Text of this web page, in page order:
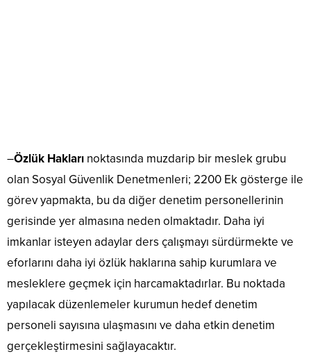
–Özlük Hakları noktasında muzdarip bir meslek grubu
olan Sosyal Güvenlik Denetmenleri; 2200 Ek gösterge ile
görev yapmakta, bu da diğer denetim personellerinin
gerisinde yer almasına neden olmaktadır. Daha iyi
imkanlar isteyen adaylar ders çalışmayı sürdürmekte ve
eforlarını daha iyi özlük haklarına sahip kurumlara ve
mesleklere geçmek için harcamaktadırlar. Bu noktada
yapılacak düzenlemeler kurumun hedef denetim
personeli sayısına ulaşmasını ve daha etkin denetim
gerçekleştirmesini sağlayacaktır.